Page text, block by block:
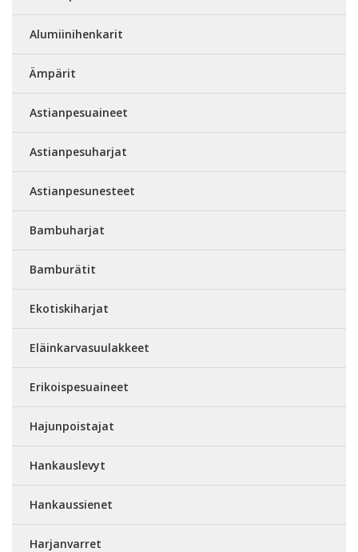
Alumiinihenkarit
Ämpärit
Astianpesuaineet
Astianpesuharjat
Astianpesunesteet
Bambuharjat
Bamburätit
Ekotiskiharjat
Eläinkarvasuulakkeet
Erikoispesuaineet
Hajunpoistajat
Hankauslevyt
Hankaussienet
Harjanvarret